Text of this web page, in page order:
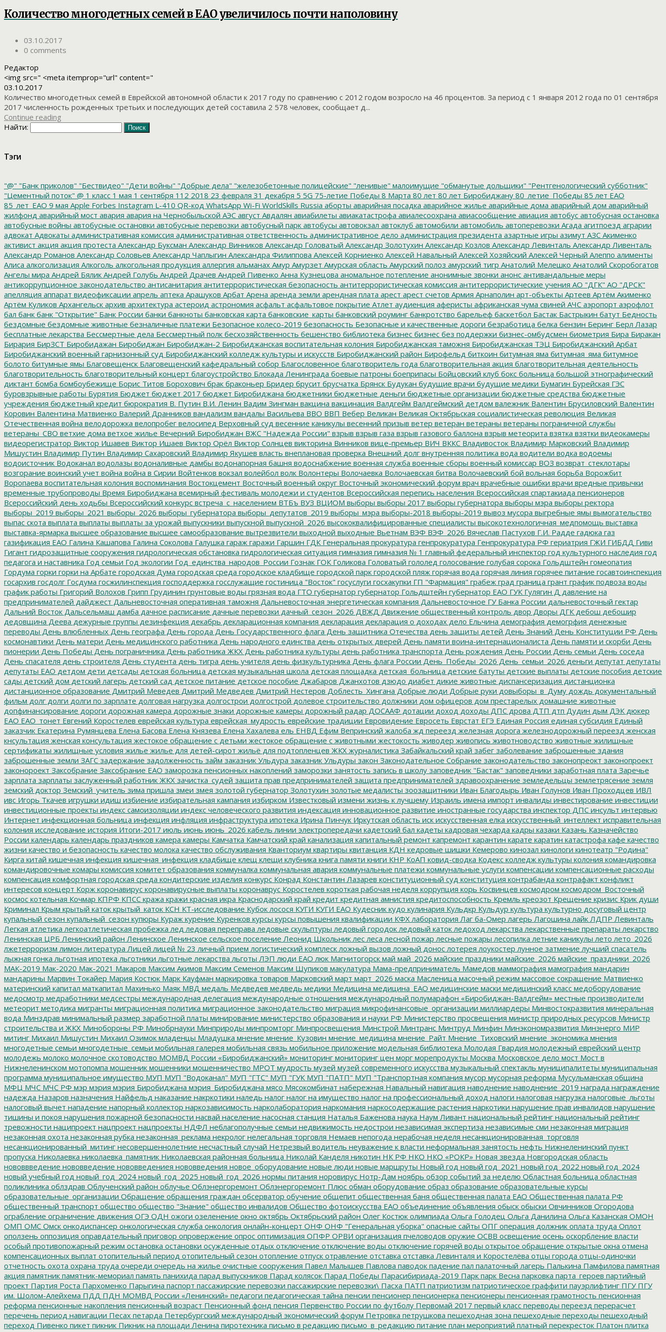
Количество многодетных семей в ЕАО увеличилось почти наполовину
03.10.2017
0 comments
Редактор
<img src=" <meta itemprop="url" content="
03.10.2017
Количество многодетных семей в Еврейской автономной области к 2017 году по сравнению с 2012 годом возросло на 46 процентов. За период с 1 января 2012 года по 01 сентября
2017 численность рожденных третьих и последующих детей составила 2 578 человек, сообщает д...
Continue reading
Найти:
Тэги
"@" "Банк приколов" "Бествидео" "Дети войны" "Добрые дела" "железобетонные полицейские" "ленивые" малоимущие "обманутые дольщики" "Рентгенологический субботник"
"Цементный поток" @ 1 класс 1 мая 1 сентября 112 2018 23 февраля 31 декабря 5 5G 75-летие Победы 8 Марта 80 лет 80 лет Биробиджану 80_летие_Победы 85 лет ЕАО
85_лет_ЕАО 9 мая Apple Forbes Instagram L-410 QR-код WhatsApp Wi-Fi WorldSkills Russia аборты аварийная посадка аварийное жилье аварийные дома аварийный дом аварийный
жилфонд аварийный мост авария авария на Чернобыльской АЭС август Авдалян авиабилеты авиакатастрофа авиалесоохрана авиасообщение авиация автобус автобусная остановка
автобусные войны автобусные остановки автобусные перевозки автобусный парк автобусы автовокзал автоклуб автомобили автомобиль автоперевозки Агада агитпоезд аграрии
адвокат Адвокаты административная комиссия административная ответственность административное дело администрация президента азартные игры азимут АЗС Акименко
активист акция акция протеста Александр Буксман Александр Винников Александр Головатый Александр Золотухин Александр Козлов Александр Левинталь Александр Ливенталь
Александр Романов Александр Соловьев Александр Чаплыгин Александра Филиппова Алексей Корниенко Алексей Навальный Алексей Хозяйский Алексей Черный Алеппо алименты
Алиса алкоголизация Алкоголь алкогольная продукция аллергия альманах Амур Амурзет Амурская область Амурский полоз амурский тигр Анатолий Мелешко Анатолий Скоробогатов
Ангелы мира Андрей Бялик Андрей Голубь Андрей Драчев Андрей Пивенко Анна Кузнецова аномальное потепление анонимные звонки анонс антивандальные меры
антикоррупционное законодательство антисанитария антитеррористическая безопасность антитеррористическая комиссия антитеррористические учения АО "ДГК" АО "ДРСК"
апелляция аппарат видеофиксации апрель аптека Арашуков Арбат Арена аренда земли арендная плата арест арест счетов Армия Арнаполин арт-объекты Артеев Артём Акименко
Артём Куликов Архангельск архив архитектура астероид астрономия асфальт асфальтовое покрытие Атлет аудиенция аферисты африканская чума свиней АЧС аэропорт аэрофлот
бал банк банк "Открытие" Банк России банки банкноты банковская карта банковские_карты банковский роуминг банкротство барельеф баскетбол Бастак Бастрыкин батут Бедность
бездомные бездомные животные безналичные платежи Безопасное колесо-2019 безопасность Безопасные и качественные дороги безработица белка бензин Беринг Берл Лазар
бесплатные лекарства Бессмертные дела Бессмертный полк бесхозяйственность бешенство библиотека бизнес бизнес без поддержки бизнес-омбудсмен биометрия Бира Биракан
Бирария БирЗСТ Биробидажан Биробиджан Биробиджан-2 Биробиджанская воспитательная колония Биробиджанская таможня Биробиджанская ТЭЦ Биробиджанский Арбат
Биробиджанский военный гарнизонный суд Биробиджанский колледж культуры и искусств Биробиджанский район Бирофельд биткоин битумная яма битумная_яма битумное
болото битумные ямы Благовещенск Благовещенский кафедральный собор Благословенное благотворитель года благотворительная акция благотворительная деятельность
благотворительность благотворительный концерт благоустройство Блокада Ленинграда боевые патроны боеприпасы Бойцовский клуб бокс больница большой этнографический
диктант бомба бомбоубежище Борис Титов Борохович брак браконьер Бридер брусит брусчатка Брянск Будукан будущие врачи будущие медики Бумагин Бурейская ГЭС
буровзрывные работы Бурятия Бюджет бюджет 2017 бюджет Биробиджана бюджетники бюджетные деньги бюджетные организации бюджетные средства бюджетные
учреждения бюджетный кредит бюрократия В. Путин В.И. Ленин Вадим Зингман вакцина вакцинация Валдгейм Валдгеймский детдом валежник Валентин Брусиловский Валентин
Коровин Валентина Матвиенко Валерий Дранников вандализм вандалы Васильева ВВО ВВП Вебер Великан Великая Октябрьская социалистическая революция Великая
Отечественная война велодорожка велопробег велосипед Верховный суд весенние каникулы весенний призыв ветер ветеран ветераны ветераны пограничной службы
ветераны_СВО ветхие дома ветхое жилье Вечерний Биробиджан ВЖС "Надежда России" взрыв взрыв газа взрыв газового баллона взрыв метеорита взятка взятки видеокамеры
видеорегистратор Виктор Ишавев Виктор Ишаев Виктор Орёл Виктор Солнцев викторина Винников вице-премьер ВИЧ ВККС Владивосток Владимир Марковский Владимир
Мишустин Владимир Путин Владимир Сахаровский Владимир Якушев власть внеплановая проверка Внешний долг внутренняя политика вода водители водка водоемы
водоисточник Водоканал водолазы водоналивные дамбы водонапорная башня водоснабжение военная служба военные сборы военный комиссар ВОЗ возврат_стеклотары
возгорание воинский учет война война в Сирии Войтенков вокзал волейбол волк Волонтеры Волочаевка Волочаевская битва Волочаевский бой вольная борьба Ворожбит
Воропаева воспитательная колония воспоминания Востокцемент Восточный военный округ Восточный экономический форум врач врачебные ошибки врачи вредные привычки
временные трубопроводы Время Биробиджана всемирный фестиваль молодежи и студентов Всероссийская перепись населения Всероссийская спартакиада пенсионеров
Всероссийский день ходьбы Всероссийский конкурс встреча_с_населением ВТБъ ВУЗ ВЦИОМ выборы выборы 2017 выборы губернатора выборы мэра выборы ректора
выборы_2019 выборы_2021 выборы_2026 выборы_губернатора выборы_депутатов_2019 выборы_мэра выборы-2018 выборы-2019 вывоз мусора выгребные ямы вымогательство
выпас скота выплата выплаты выплаты за урожай выпускники выпускной выпускной_2026 высококвалифицированные специалисты высокотехнологичная_медпомощь выставка
выставка-ярмарка высшее образование высшее самообразование вытрезвители выходной выходные Вьетнам ВЭФ ВЭФ_2026 Вячеслав Пастухов Г.И. Радде гадюка газ
газификация ЕАО Галина Кашапова Галина Соколова Галушка гараж гаражи Гаршин ГДКГенеральная прокуратура генпрокуратура Генпрокуратура РФ гериатрия ГЖИ ГИБДД Гиви
Гигант гидрозащитные сооружения гидрологическая обстановка гидрологическая ситуация гимназия гимназия № 1 главный федеральный инспектор год культурного наследия год
педагога и наставника Год семьи Год экологии Год_единства_народов_России Гознак ГОКГоликова Головатый гололед голосование голубая сорока Гольдштейн гомеопатия
Гордума горки горки на Арбате городская Дума городская среда городское кладбище городской парк городской пляж горячая вода горячая линия горячее питание госавтоинспекция
госархив госдолг Госдума госжилинспекция господдержка госслужащие гостиница "Восток" госуслуги госхакупки ГП "Фармация" грабеж град граница грант график подвоза воды
график работы Григорий Волохов Грипп Грудинин грунтовые воды грязная вода ГТО губернатор губернатор Гольдштейн губернатор ЕАО ГУКГулягин Д давление на
предпринимателей дайджест Дальневосточная оперативная таможня Дальневосточная энергетическая компания Дальневосточное ГУ Банка России дальневосточный гектар
Дальний Восток Дальсельмаш дамба дачное расписание дачные перевозки дачный_сезон_2026 ДВЖД Движение общественный контроль двор Дворы ДГКдебош дебошир
дедовщина Деева дежурные группы дезинфекция декабрь декларационная компания декларация декларация о доходах дело Ельчина демография демогрфия денежные
переводы День влюбленных День географа День города День Государственного флага День защитника Отечества день защиты детей День Знаний День Конституции РФ День
космонавтики День матери День медицинского работника День народного единства день открытых дверей День памяти воина-интернационалиста День памяти и скорби День
пионерии День Победы День пограничника День работника ЖКХ День работника культуры день работника транспорта День рождения День России День семьи День соседа
День спасателя день строителя День студента день тигра день учителя день физкультурника День флага России День_Победы_2026 День_семьи_2026 деньги депутат депутаты
депутаты ЕАО детдом дети детсады детская больница детская музыкальная школа детская площадка детская_больница детские батуты детские выплаты детские пособия детские
сады детский дом детский лагерь детский сад детское питание детское пособие Джабаров Джанхотов дзюдо диабет дикие животные диспансеризация дистанционка
дистанционное образование Дмитрий Меведев Дмитрий Медведев Дмитрий Нестеров Доблесть_Хингана Добрые люди Добрые руки довыборы_в_Думу дождь документальный
фильм долг долги долги по зарплате долговая нагрузка долгострои долгострой долевое строительство должники дом офицеров дом престарелых домашние животные
допфинансирование дороги дорожная камера дорожные знаки дорожные камеры дорожный радар ДОСААФ дотации доход доходы ДПС дрова ДТП дтп Дудин дым ДЭКдюкер
ЕАО ЕАО_тонет Евгений Коростелев еврейская культура еврейская_мудрость еврейские традиции Евровидение Евросеть Еврстат ЕГЭ Единая Россия единая субсидия Единый
заказчик Екатерина Румянцева Елена Басова Елена Князева Елена Хахалева ель ЕНВД Ефим Вепринский жалоба жд переезд железная дорога железнодорожный переезд женская
кнсультация женская консультация жестокое обращение с детьми жестокое обращение с животными жестокость живодер живопись животноводство животные жилищные
сертификаты жилищные условия жилье жилье для детей-сирот жильё для подтопленцев ЖКХ журналистика Забайкальский край забег заболевание заброшенные здания
заброшенные земли ЗАГС задержание задолженность займ заказник Ульдура заказник Ульдуры закон Законодательное Собрание законодательство законопреокт законопроект
законороект Заксобрание Заксобрание ЕАО заморозка пенсионных накоплений заморозки занятость запись в школу заповедник "Бастак" заповедники заработная плата Заречье
зарплата зарплаты заслуженный работник ЖКХ зачистка_судей защита прав предпринимателей защита предпринимателей здравоохранение земледельцы землетрясение земля
земский доктор Земский_учитель зима пришла змеи змея золотой губернатор Золотухин золотые медалисты зоозащитники Иван Благодырь Иван Голунов Иван Проходцев ИВЛ
ивс Игорь Ткачев игрушки идиш избиение избирательная кампания избирком Известковый измени жизнь к лучшему Израиль имена импорт инвалиды инвестирование инвестиции
инвестиционные проекты индекс самоизоляции индекс человеческого развития индексация инновационное развитие иностранные государства инспектор ДПС инсульт интервью
Интернет инфекционная больница инфекция инфляция инфраструктура ипотека Ирина Пинчук Иркутская область иск искусственная елка искусственный_интеллект исправительная
колония исследование история Итоги-2017 июль июнь июнь_2026 кабель линии электропередачи кадетский бал кадеты кадровая чехарда кадры казаки Казань Казначейство
России календарь календарь праздников камера камеры Камчатка Камчатский край канализация капитальный ремонт капремонт карантин карате каратин катастрофа кафе качество
жизни качество и безопасность качество молока качество обслуживания Кванториум квартиры квитанция КДН кедровые шишки Кемерово кинозал кинологи кинотеатр "Родина"
Кирга китай кишечная инфекция кишечная_инфекция кладбище клещ клещи клубника книга памяти книги КНР КоАП ковид-сводка Кодекс колледж культуры колония командировка
командировочные комары комиссия комитет образования коммуналка коммунальная авария коммунальные платежи коммунальные услуги компенсации компенсационные расходы
компенсация комфортная городская среда кондитерские изделия конкурс Конрад Константин Лазарев конституционный суд конституция контрабанда контрафакт конфликт
интересов концерт Корж коронавирус коронавирусные выплаты коронаврус Коростелев короткая рабочая неделя коррупция корь Косвинцев космодром космодром_Восточный
космос котельная Кочмар КПРФ КПСС кража кражи красная икра Краснодарский край кредит кредитная амнистия кредитоспособность Кремль креозот Крещение кризис Крик души
Криминал Крым крытый каток крытый_каток КСН КТ-исследование Кубок лосося КУГИ КУГИ ЕАО Кудесник кудо кулинария Кульдкр Кульдур культура культурно досуговый центр
купальный сезон купальный_сезон купюры Кураж курение Куренков курсы курсы повышения квалификации КФХлаборатория Лаг ба-Омер лагерь Лагошина лайк ЛДПР Левинталь
Легкая атлетика легкоатлетическая пробежка лед ледовая переправа ледовые скульптуры ледовый городокледовый катокледоход лекарства лекарственные препараты лекарство
Ленинская ЦРБ Ленинский район Ленинское Ленинское сельское поселение Леонид Школьниклеслеса лесной пожар лесные пожары лесопилка летние каникулы лето лето_2026
лжетерроризм лимон литература Лицей лицей № 23 личный прием логистический комплескложный вызов ложный донослотерея лоукостер лунное затмение лучший спасатель
лыжная гонка льготная ипотека льготники льготные лекарства льготы ЛЭП люди ЕАО люк Магнитогорск май май_2026 майские праздники майские_2026 майские_праздники_2026
МАК-2019 Мак-2020 Мак-2021 Макаров Максим Акимов Максим Семенов Максим Шупиков макулатура Мама-предприниматель Мамедов маммография мамография мандарин
мандарины Марвин Токайер Мария Костюк Марк Кауфман маркировка товаров Марковский март март_2026 маска Масленица масочный режим массовое сокращение Матвиенко
материнский капитал маткапитал Махинько Маяк МВД медаль Медведев медведь медики Медицина медицина_ЕАО медицинские маски медицинский класс медоборудование
медосмотр медработники медсестры международная делегация международные отношения международный полумарафон «Биробиджан-Валдгейм» местные производители
метеорит методика мигранты миграционная политика миграционное законодательство миграция микрофинансовые_организации миллиардеры Минвостокразвития минеральная
вода Минздрав минимальный размер заработной платы минирование министерство образования и науки РФ Министерство просвещения министр природных ресурсов Министр
строительства и ЖКХ Минобороны РФ Минобрнауки Минприроды минпромторг Минпросвещения Минстрой Минтранс Минтруд Минфин Минэкономразвития Минэнерго МИР
митинг Михаил Мишустин Михаил Озимок младенцы Младушка мнение мнение_Кузовин мнение_медицина мнение_Райт Мнение_Тиховский мнение_экономика мнения
многодетные семьи многодетные_семьи мобильная галерея мобильная связь мобильное приложение модельная библиотека Молодая Гвардия молодежный еврейский центр
молодежь молоко молочное скотоводство МОМВД России «Биробиджанский» мониторинг мониторинг цен морг морепродукты Москва Московское дело мост Мост в
Нижнеленинском мотопомпа мошенник мошенники мошенничество МРОТ мудрость музей музей современного искусства музыкальный спектакль муниципалитеты муниципальная
программа муниципальное имущество МУП МУП "Водоканал" МУП "ГТС" МУП "ГУКМУП "ПАТП" МУП "Транспортная компания мусор мусорная реформа Мусульманская община
МФЦ МЧС МЧС РФ мэр мэрия мэрия Биробиджана мэрия_Биробиджана мясо Мясокомбинат набережная Навальный навигация наводнение наводнение_2019 награда награждение
надежда Назаров назначения Найфельд наказание накркотики наледь налог налог на имущество налог на профессиональный доход налоги налоговая нагрузка налоговые_льготы
налоговый вычет нападение напорный коллектор наркозависимость нарколаборатория наркомания наркосодержащие растения наркотики нарушение прав инвалидов нарушение
тишины и покоя нарушения пожарной безопасности насвай население насосная станция Наталья Баженова наука Наум Ливант национальный рейтинг национальный рейтинг
тревожности наципроект нацпроект нацпроекты НДФЛ неблагополучные семьи недвижимость недострои независимая экспертиза независимые сми незаконная миграция
незаконная охота незаконная рубка незаконная_реклама некролог нелегальная торговля Немаев непогода нерабочая неделя несанкционированная_торговля
несанкционированный_митинг несовершеннолетние несчастный случай Нетрезвый водитель неуважение к власти неформальная занятость нефть Нижнеленинский пункт
пропуска Николаевка николаевка_памятник Николаевская районная больница Николай Канделя никотин НК РФ НКО НКО «РОКР» Новая звезда Новгородская область
нововвведение нововведение нововведениея нововведения новое_оборудование новые люди новые маршруты Новый год новый год_2021 новый год_2022 новый год_2024
новый учебный год новый_год_2024 новый_год_2025 новый_год_2026 нормы питания норовирус Нотр-Дам ноябрь обзор событий за неделю Областная больница областная
поликлиника облздрав Облученский район облучье Облэнергоремонт Облэнергоремонт Плюс обман оборудование образ образование образовательные курсы
образовательные_организации Обращение обращения граждан обсерватор обучение общепит общественная баня общественная палата ЕАО Общественная палата РФ
общественный транспорт общество общество "Знание" общество инвалидов Общество фотоискусства ЕАО объединение объявления обыск обыски Овчинников Огородова
ограбление ограничение движения ОГЭ ОДН ожоги озеленение окно октябрь Октябрьский район Олег Костюк олимпиада Ольга Голодец Ольга Данилина Ольга Казанская ОМОН
ОМП ОМС Омск онкодиспансер онкологическая служба онкология онлайн-концерт ОНФ ОНФ "Генеральная уборка" опасные сайты ОПГ операция должник оплата труда Оплот
оползень оппозиция оправдательный приговор опровержение опрос оптимизация ОПФР ОРВИ организация пчеловодов оружие ОСВВ освещение осень оскорбление власти
особый противопожарный режим остановка остановки осужденные отдых отключение отключение воды отключение горячей воды открытое обращение открытые окна отмена
компенсационных выплат отопительный период отопительный сезон отопление отпуск отравление отставка отставка Левинталя и Коростелёва отцы города отцы-одиночки
отчетность охота охрана труда очереди очередь на жилье очистные сооружения Павел Малышев Павлова паводок падение пал палаточный лагерь Палькина Памфилова памятная
акция памятник памятник-мемориал память панихида парад выпускников Парад колясок Парад Победы Парасибириада-2019 Парк парк Весна парковка парта_героев партийный
проект Партия Роста Пархоменко Парыгина паспорт пассажирские перевозки пассажирские перевозки\ Пасха ПАТП патриотизм патриотическое граффити пауэрлифтинг ПГУПГУ
им. Шолом-Алейхема ПДД ПДН МОМВД России «Ленинский» педагоги педагогическая тайна пенсии пенсионер пенсионерка пенсионеры пенсионная грамотность пенсионная
реформа пенсионные накопления пенсионный возраст Пенсионный фонд пенсия Первенство России по футболу Первомай 2017 первый класс переводы переезд перерасчет
перечень период навигации Песах петарда Петербургский международный экономический форум Петровка петрушкова пешеходная зона пешеходные переходы пешеходный
переход Пивенко пикет пикник Пикник на площади Ленина пиротехника письмо в редакцию письмо_в_редакцию питание план мероприятий платный перекресток Платон плитка